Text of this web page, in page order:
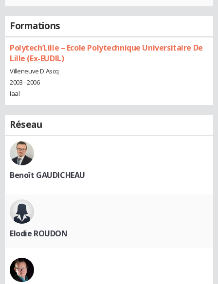
Formations
Polytech’Lille – Ecole Polytechnique Universitaire De
Lille (Ex-EUDIL)
Villeneuve D'Ascq
2003 - 2006
Iaal
Réseau
Benoît GAUDICHEAU
Elodie ROUDON